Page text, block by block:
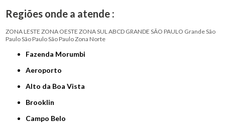
Regiões onde a atende :
ZONA LESTE ZONA OESTE ZONA SUL ABCD GRANDE SÃO PAULO Grande São
PauloSão PauloSão PauloZona Norte
Fazenda Morumbi
Aeroporto
Alto da Boa Vista
Brooklin
Campo Belo